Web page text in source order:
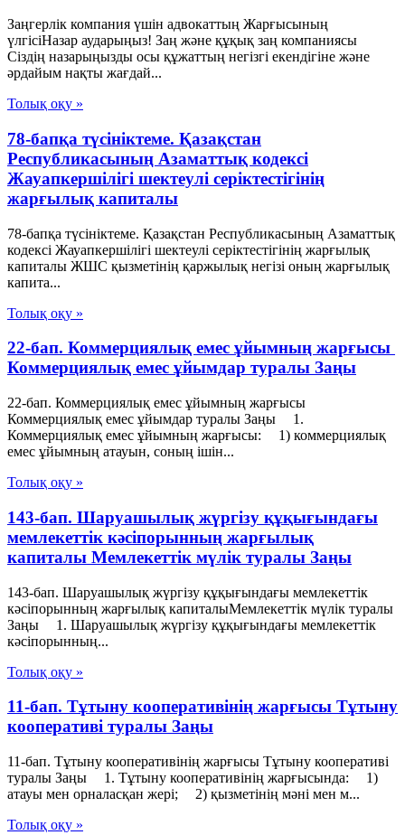
Заңгерлік компания үшін адвокаттың Жарғысының
үлгісіНазар аударыңыз! Заң және құқық заң компаниясы
Сіздің назарыңызды осы құжаттың негізгі екендігіне және
әрдайым нақты жағдай...
Толық оқу »
78-бапқа түсініктеме. Қазақстан
Республикасының Азаматтық кодексі
Жауапкершілігі шектеулі серіктестігінің
жарғылық капиталы
78-бапқа түсініктеме. Қазақстан Республикасының Азаматтық
кодексі Жауапкершілігі шектеулі серіктестігінің жарғылық
капиталы ЖШС қызметінің қаржылық негізі оның жарғылық
капита...
Толық оқу »
22-бап. Коммерциялық емес ұйымның жарғысы
Коммерциялық емес ұйымдар туралы Заңы
22-бап. Коммерциялық емес ұйымның жарғысы
Коммерциялық емес ұйымдар туралы Заңы 1.
Коммерциялық емес ұйымның жарғысы: 1) коммерциялық
емес ұйымның атауын, соның iшiн...
Толық оқу »
143-бап. Шаруашылық жүргізу құқығындағы
мемлекеттік кәсiпорынның жарғылық
капиталы Мемлекеттік мүлік туралы Заңы
143-бап. Шаруашылық жүргізу құқығындағы мемлекеттік
кәсiпорынның жарғылық капиталыМемлекеттік мүлік туралы
Заңы 1. Шаруашылық жүргізу құқығындағы мемлекеттік
кәсiпорынның...
Толық оқу »
11-бап. Тұтыну кооперативiнiң жарғысы Тұтыну
кооперативі туралы Заңы
11-бап. Тұтыну кооперативiнiң жарғысы Тұтыну кооперативі
туралы Заңы 1. Тұтыну кооперативiнiң жарғысында: 1)
атауы мен орналасқан жерi; 2) қызметiнiң мәнi мен м...
Толық оқу »